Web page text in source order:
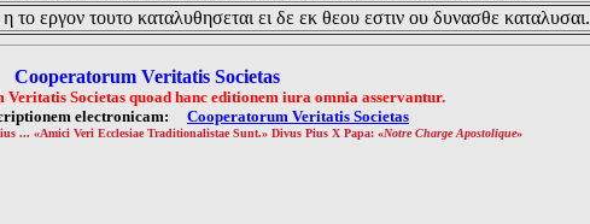
εργον τουτο καταλυθησεται ει δε εκ θεου εστιν ου δυνασθε καταλυσαι.
Cooperatorum Veritatis Societas
Societas quoad hanc editionem iura omnia asservantur.
electronicam: Cooperatorum Veritatis Societas
... «Amici Veri Ecclesiae Traditionalistae Sunt.» Divus Pius X Papa: «Notre Charge Apostolique»